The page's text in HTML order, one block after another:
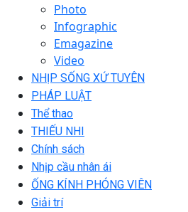
Photo
Infographic
Emagazine
Video
NHỊP SỐNG XỨ TUYÊN
PHÁP LUẬT
Thể thao
THIẾU NHI
Chính sách
Nhịp cầu nhân ái
ỐNG KÍNH PHÓNG VIÊN
Giải trí